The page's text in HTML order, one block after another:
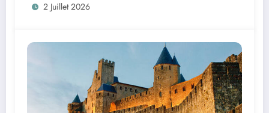
2 Juillet 2026